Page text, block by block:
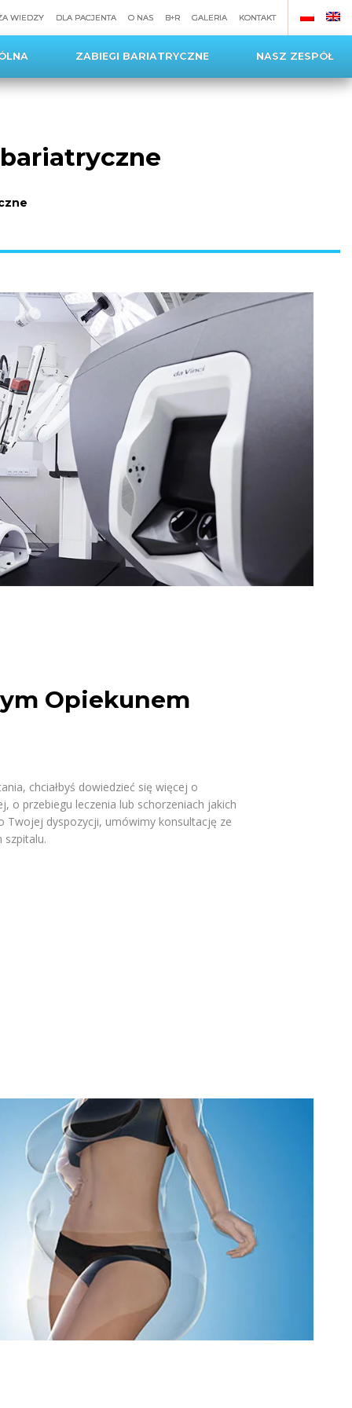
WIEDZY DLA PACJENTA O NAS B+R GALERIA KONTAKT
ZABIEGI BARIATRYCZNE NASZ ZESPÓŁ
Opiekunem
chciałbyś dowiedzieć się więcej o
o przebiegu leczenia lub schorzeniach jakich
Twojej dyspozycji, umówimy konsultację ze
szpitalu.